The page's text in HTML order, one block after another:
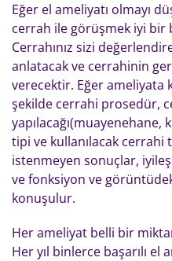
Eğer el ameliyatı olmayı
cerrah ile görüşmek iyi bir
Cerrahınız sizi
anlatacak ve cerrahinin
verecektir. Eğer ameliyata
şekilde cerrahi prosedür,
yapılacağı(muayenehane,
tipi ve kullanılacak
istenmeyen sonuçlar,
ve fonksiyon ve
konuşulur.
Her ameliyat belli bir
Her yıl binlerce başarılı el